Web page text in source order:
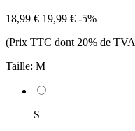
18,99 € 19,99 € -5%
(Prix TTC dont 20% de TVA
Taille: M
S